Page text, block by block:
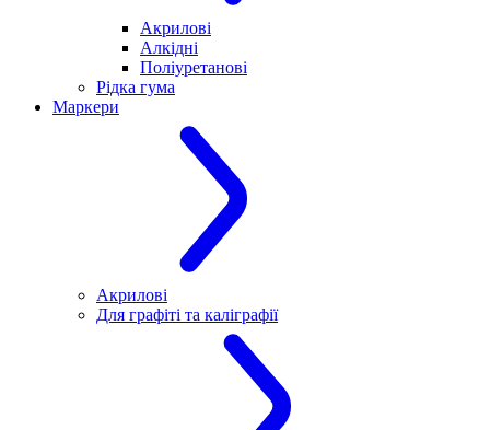
Акрилові
Алкідні
Поліуретанові
Рідка гума
Маркери
Акрилові
Для графіті та каліграфії